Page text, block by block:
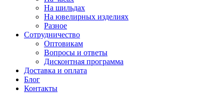
На шильдах
На ювелирных изделиях
Разное
Сотрудничество
Оптовикам
Вопросы и ответы
Дисконтная программа
Доставка и оплата
Блог
Контакты